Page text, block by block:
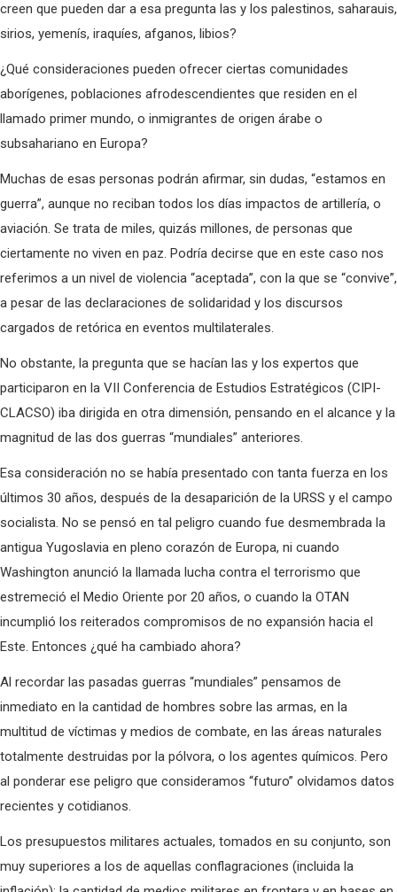
creen que pueden dar a esa pregunta las y los palestinos, saharauis,
sirios, yemenís, iraquíes, afganos, libios?
¿Qué consideraciones pueden ofrecer ciertas comunidades
aborígenes, poblaciones afrodescendientes que residen en el
llamado primer mundo, o inmigrantes de origen árabe o
subsahariano en Europa?
Muchas de esas personas podrán afirmar, sin dudas, “estamos en
guerra”, aunque no reciban todos los días impactos de artillería, o
aviación. Se trata de miles, quizás millones, de personas que
ciertamente no viven en paz. Podría decirse que en este caso nos
referimos a un nivel de violencia “aceptada”, con la que se “convive”,
a pesar de las declaraciones de solidaridad y los discursos
cargados de retórica en eventos multilaterales.
No obstante, la pregunta que se hacían las y los expertos que
participaron en la VII Conferencia de Estudios Estratégicos (CIPI-
CLACSO) iba dirigida en otra dimensión, pensando en el alcance y la
magnitud de las dos guerras “mundiales” anteriores.
Esa consideración no se había presentado con tanta fuerza en los
últimos 30 años, después de la desaparición de la URSS y el campo
socialista. No se pensó en tal peligro cuando fue desmembrada la
antigua Yugoslavia en pleno corazón de Europa, ni cuando
Washington anunció la llamada lucha contra el terrorismo que
estremeció el Medio Oriente por 20 años, o cuando la OTAN
incumplió los reiterados compromisos de no expansión hacia el
Este. Entonces ¿qué ha cambiado ahora?
Al recordar las pasadas guerras “mundiales” pensamos de
inmediato en la cantidad de hombres sobre las armas, en la
multitud de víctimas y medios de combate, en las áreas naturales
totalmente destruidas por la pólvora, o los agentes químicos. Pero
al ponderar ese peligro que consideramos “futuro” olvidamos datos
recientes y cotidianos.
Los presupuestos militares actuales, tomados en su conjunto, son
muy superiores a los de aquellas conflagraciones (incluida la